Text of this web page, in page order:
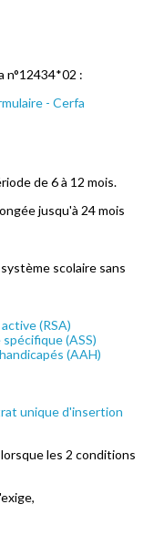
n°12434*02 :
- Cerfa
de 6 à 12 mois.
jusqu'à 24 mois
scolaire sans
(RSA)
(ASS)
(AAH)
unique d'insertion
les 2 conditions